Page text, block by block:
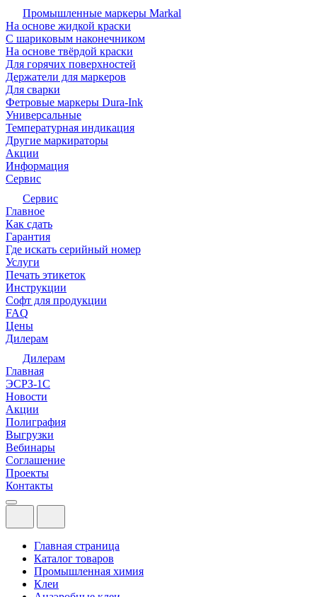
Промышленные маркеры Markal
На основе жидкой краски
С шариковым наконечником
На основе твёрдой краски
Для горячих поверхностей
Держатели для маркеров
Для сварки
Фетровые маркеры Dura-Ink
Универсальные
Температурная индикация
Другие маркираторы
Акции
Информация
Сервис
Сервис
Главное
Как сдать
Гарантия
Где искать серийный номер
Услуги
Печать этикеток
Инструкции
Софт для продукции
FAQ
Цены
Дилерам
Дилерам
Главная
ЭСРЗ-1С
Новости
Акции
Полиграфия
Выгрузки
Вебинары
Соглашение
Проекты
Контакты
Главная страница
Каталог товаров
Промышленная химия
Клеи